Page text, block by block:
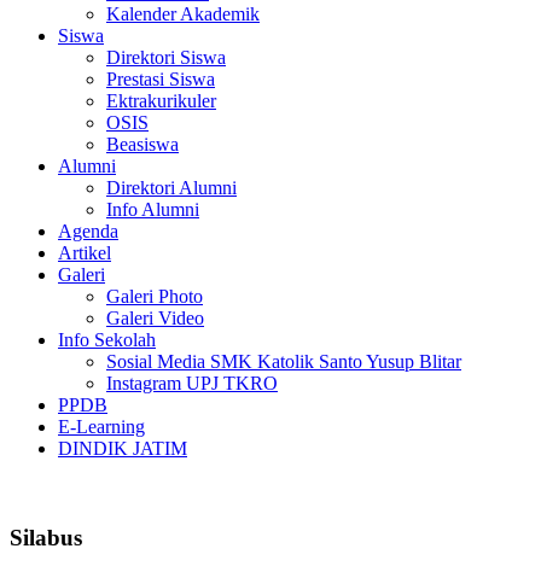
Kalender Akademik
Siswa
Direktori Siswa
Prestasi Siswa
Ektrakurikuler
OSIS
Beasiswa
Alumni
Direktori Alumni
Info Alumni
Agenda
Artikel
Galeri
Galeri Photo
Galeri Video
Info Sekolah
Sosial Media SMK Katolik Santo Yusup Blitar
Instagram UPJ TKRO
PPDB
E-Learning
DINDIK JATIM
Silabus